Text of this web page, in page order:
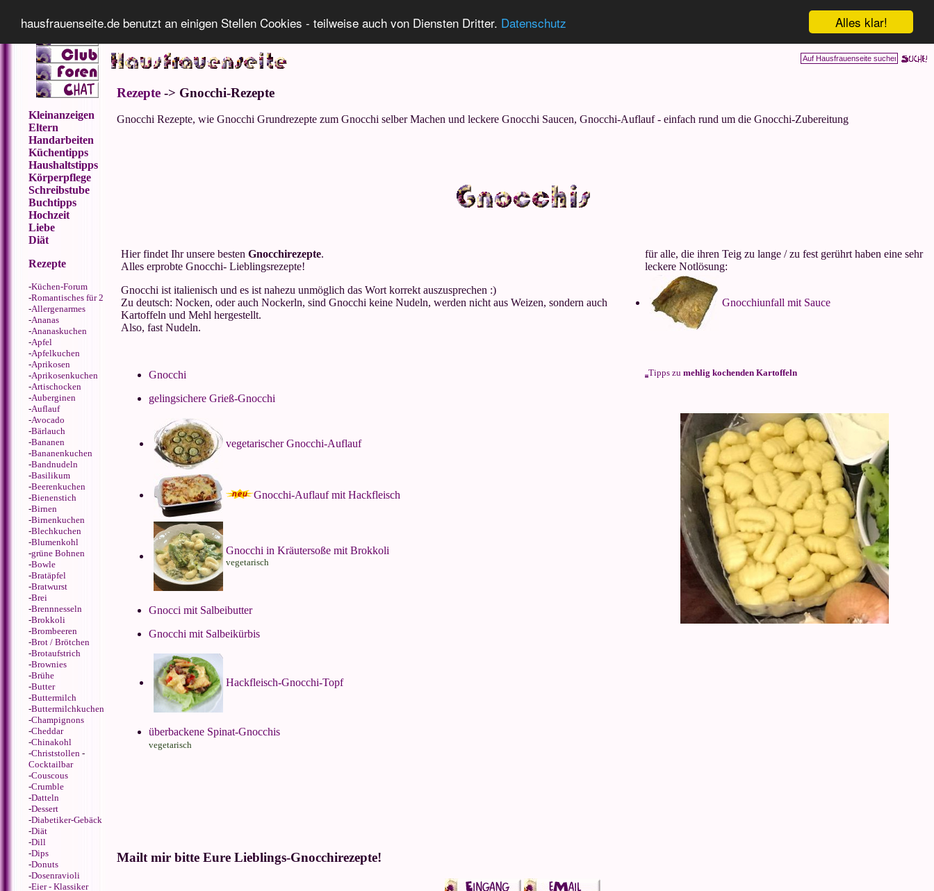
Alles klar!
hausfrauenseite.de benutzt an einigen Stellen Cookies - teilweise auch von Diensten Dritter. Datenschutz
Kleinanzeigen
Eltern
Handarbeiten
Küchentipps
Haushaltstipps
Körperpflege
Schreibstube
Buchtipps
Hochzeit
Liebe
Diät
Rezepte
-Küchen-Forum
-Romantisches für 2
-Allergenarmes
-Ananas
-Ananaskuchen
-Apfel
-Apfelkuchen
-Aprikosen
-Aprikosenkuchen
-Artischocken
-Auberginen
-Auflauf
-Avocado
-Bärlauch
-Bananen
-Bananenkuchen
-Bandnudeln
-Basilikum
-Beerenkuchen
-Bienenstich
-Birnen
-Birnenkuchen
-Blechkuchen
-Blumenkohl
-grüne Bohnen
-Bowle
-Bratäpfel
-Bratwurst
-Brei
-Brennnesseln
-Brokkoli
-Brombeeren
-Brot / Brötchen
-Brotaufstrich
-Brownies
-Brühe
-Butter
-Buttermilch
-Buttermilchkuchen
-Champignons
-Cheddar
-Chinakohl
-Christstollen -
Cocktailbar
-Couscous
-Crumble
-Datteln
-Dessert
-Diabetiker-Gebäck
-Diät
-Dill
-Dips
-Donuts
-Dosenravioli
-Eier - Klassiker
Rezepte -> Gnocchi-Rezepte
Gnocchi Rezepte, wie Gnocchi Grundrezepte zum Gnocchi selber Machen und leckere Gnocchi Saucen, Gnocchi-Auflauf - einfach rund um die Gnocchi-Zubereitung
Hier findet Ihr unsere besten Gnocchirezepte.
Alles erprobte Gnocchi- Lieblingsrezepte!
Gnocchi ist italienisch und es ist nahezu unmöglich das Wort korrekt auszusprechen :)
Zu deutsch: Nocken, oder auch Nockerln, sind Gnocchi keine Nudeln, werden nicht aus Weizen, sondern auch
Kartoffeln und Mehl hergestellt.
Also, fast Nudeln.
Gnocchi
gelingsichere Grieß-Gnocchi
vegetarischer Gnocchi-Auflauf
Gnocchi-Auflauf mit Hackfleisch
Gnocchi in Kräutersoße mit Brokkoli
vegetarisch
Gnocci mit Salbeibutter
Gnocchi mit Salbeikürbis
Hackfleisch-Gnocchi-Topf
überbackene Spinat-Gnocchis
vegetarisch
für alle, die ihren Teig zu lange / zu fest gerührt haben eine sehr
leckere Notlösung:
Gnocchiunfall mit Sauce
Tipps zu mehlig kochenden Kartoffeln
Mailt mir bitte Eure Lieblings-Gnocchirezepte!